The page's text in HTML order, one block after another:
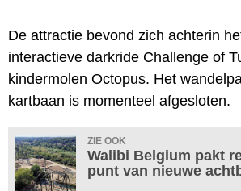
De attractie bevond zich achterin
interactieve darkride Challenge of
kindermolen Octopus. Het
kartbaan is momenteel afgesloten.
ZIE OOK
Walibi Belgium pakt
punt van nieuwe